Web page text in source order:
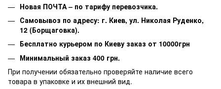
Новая ПОЧТА – по тарифу перевозчика.
Самовывоз по адресу: г. Киев, ул. Николая Руденко,
12 (Борщаговка).
Бесплатно курьером по Киеву заказ от 10000грн
Минимальный заказ 400 грн.
При получении обязательно проверяйте наличие всего
товара в упаковке и их внешний вид.